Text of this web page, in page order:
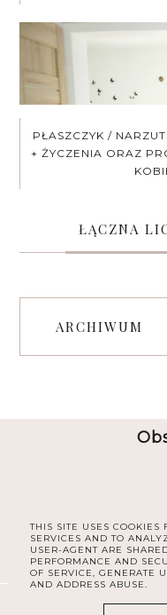
PŁASZCZYK /
+ ŻYCZENIA ORAZ
ŁĄCZNA
ARCHIWUM
THIS SITE USES COOKIES
SERVICES AND TO
USER-AGENT ARE
PERFORMANCE AND
OF SERVICE, GENERATE
AND ADDRESS ABUSE.